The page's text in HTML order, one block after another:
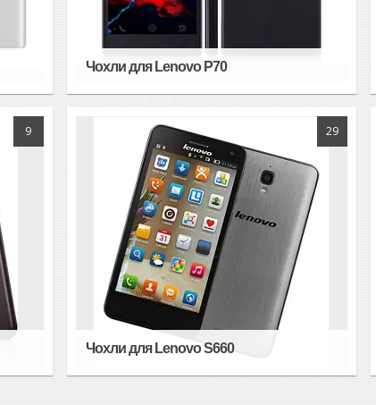
Чохли для Lenovo P70
9 29
Чохли для Lenovo S660